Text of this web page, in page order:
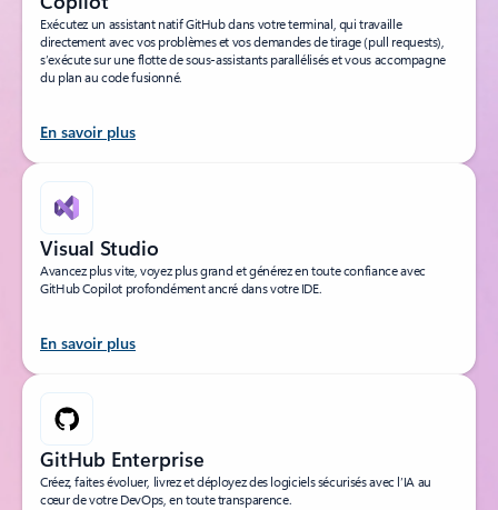
Exécutez un assistant natif GitHub dans votre terminal, qui travaille
directement avec vos problèmes et vos demandes de tirage (pull requests),
s’exécute sur une flotte de sous-assistants parallélisés et vous accompagne
du plan au code fusionné.
En savoir plus
Visual Studio
Avancez plus vite, voyez plus grand et générez en toute confiance avec
GitHub Copilot profondément ancré dans votre IDE.
En savoir plus
GitHub Enterprise
Créez, faites évoluer, livrez et déployez des logiciels sécurisés avec l’IA au
cœur de votre DevOps, en toute transparence.